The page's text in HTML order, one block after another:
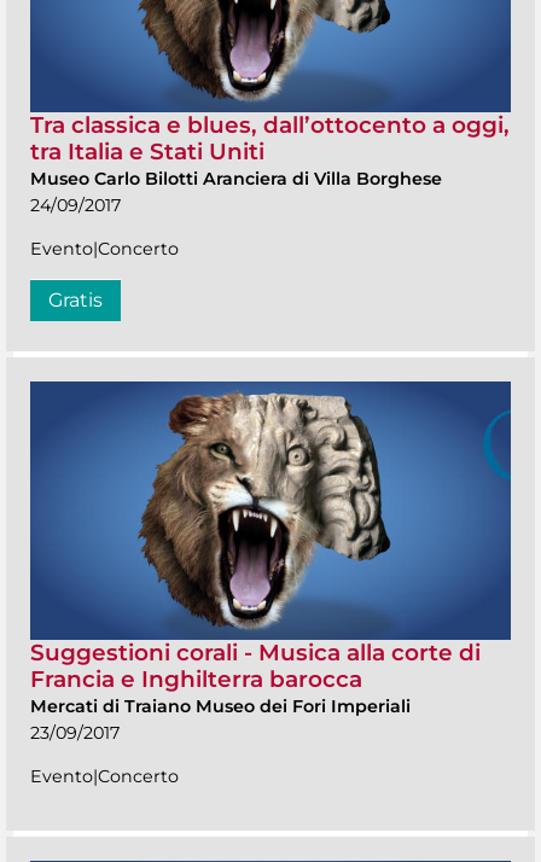
Tra classica e blues, dall’ottocento a oggi,
tra Italia e Stati Uniti
Museo Carlo Bilotti Aranciera di Villa Borghese
24/09/2017
Evento|Concerto
Gratis
Suggestioni corali - Musica alla corte di
Francia e Inghilterra barocca
Mercati di Traiano Museo dei Fori Imperiali
23/09/2017
Evento|Concerto